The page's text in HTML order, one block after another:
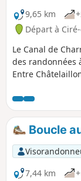
9,65 km
Départ à
Le Canal de
des randonnées
Entre
migrateurs.
îles, du temps
d'Albe...Boucle
7,44 km